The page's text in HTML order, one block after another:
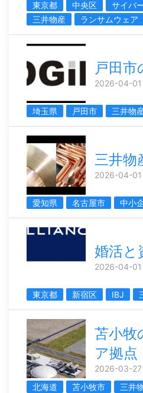
東京都 中央区
サイバ
三井物産
ランサムウェア
戸田市
2026-04-
埼玉県 戸田市 三井物
三井物
2026-04-
愛知県 名古屋市 中小
婚活と
2026-04-
東京都 新宿区 IBJ
苫小牧
ア拠点
2026-03-
北海道
苫小牧市 三井